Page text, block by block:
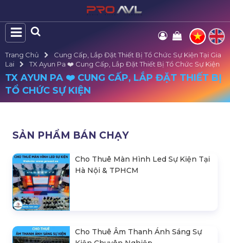
Trang Chủ
Cung Cấp, Lắp Đặt Thiết Bị Tổ Chức Sự Kiện Tại Gia
Lai
TX Ayun Pa ❤️️ Cung Cấp, Lắp Đặt Thiết Bị Tổ Chức Sự Kiện
TX AYUN PA ❤️️ CUNG CẤP, LẮP ĐẶT THIẾT BỊ
TỔ CHỨC SỰ KIỆN
SẢN PHẨM BÁN CHẠY
Cho Thuê Màn Hình Led Sự Kiện Tại
Hà Nội & TPHCM
Cho Thuê Âm Thanh Ánh Sáng Sự